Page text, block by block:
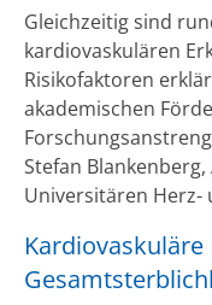
Gleichzeitig sind
kardiovaskulären
Risikofaktoren
akademischen
Stefan
Universitären Herz-